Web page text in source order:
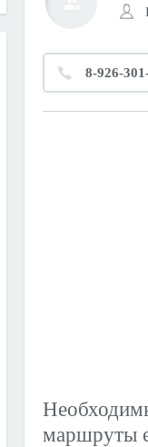
8-926-
маршруты